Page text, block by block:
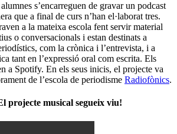
s’encarreguen de gravar un podcast
que a final de curs n’han el·laborat tres.
a la mateixa escola fent servir material
o conversacionals i estan destinats a
com la crònica i l’entrevista, i a
tant en l’expressió oral com escrita. Els
a Spotify. En els seus inicis, el projecte va
de l’escola de periodisme Radiofònics.
projecte musical segueix viu!